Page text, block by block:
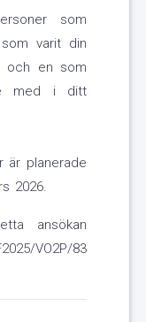
som
varit din
och en som
med i ditt
är planerade
2026.
ansökan
VO2P/83